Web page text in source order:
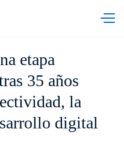
etapa
35 años
la
digital